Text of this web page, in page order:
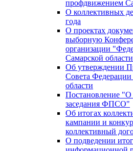
профдвижением
О коллективных
года
О проектах
выборную
организации
Самарской
Об утверждении
Совета
области
Постановление "О
заседания ФПСО"
Об итогах
кампании и
коллективный
О подведении